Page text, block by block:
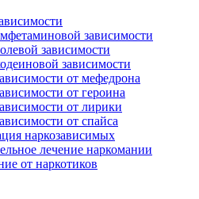
зависимости
зависимости
зависимости
от мефедрона
от героина
от лирики
от спайса
наркозависимых
лечение наркомании
от наркотиков